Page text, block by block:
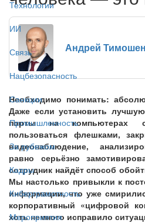
Технологии
ИИ
Связь
Нацбезопасность
Санкции
Промышленность
За рубежом
Кадры
Киберграмотность
Мероприятия
Андрей
Необходимо понимать:
Даже если установить
порты на компьютерах
пользоваться флешками,
видеонаблюдение,
равно серьёзно
сотрудник найдёт способ
Мы настолько привыкли к
информации, что уже
корпоративный «цифровой
хоть немного исправило